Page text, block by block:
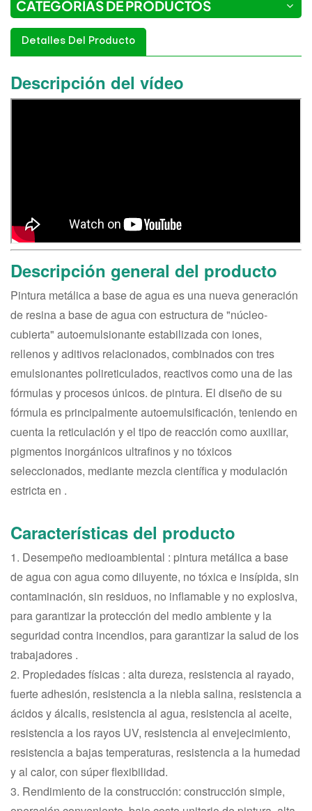
CATEGORÍAS DE PRODUCTOS
Detalles Del Producto
Descripción del vídeo
Descripción general del producto
Pintura metálica a base de agua es una nueva generación
de resina a base de agua con estructura de "núcleo-
cubierta" autoemulsionante estabilizada con iones,
rellenos y aditivos relacionados, combinados con tres
emulsionantes polireticulados, reactivos como una de las
fórmulas y procesos únicos. de pintura. El diseño de su
fórmula es principalmente autoemulsificación, teniendo en
cuenta la reticulación y el tipo de reacción como auxiliar,
pigmentos inorgánicos ultrafinos y no tóxicos
seleccionados, mediante mezcla científica y modulación
estricta en .
Características del producto
1. Desempeño medioambiental : pintura metálica a base
de agua con agua como diluyente, no tóxica e insípida, sin
contaminación, sin residuos, no inflamable y no explosiva,
para garantizar la protección del medio ambiente y la
seguridad contra incendios, para garantizar la salud de los
trabajadores .
2. Propiedades físicas : alta dureza, resistencia al rayado,
fuerte adhesión, resistencia a la niebla salina, resistencia a
ácidos y álcalis, resistencia al agua, resistencia al aceite,
resistencia a los rayos UV, resistencia al envejecimiento,
resistencia a bajas temperaturas, resistencia a la humedad
y al calor, con súper flexibilidad.
3. Rendimiento de la construcción: construcción simple,